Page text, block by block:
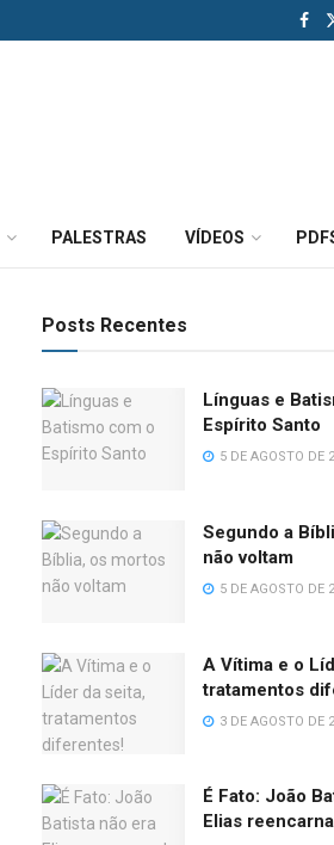
PALESTRAS VÍDEOS
Posts Recentes
Línguas e
Espírito Santo
5 DE AGOSTO DE
Segundo a
não voltam
5 DE AGOSTO DE
A Vítima e o
tratamentos
3 DE AGOSTO DE
É Fato: João
Elias